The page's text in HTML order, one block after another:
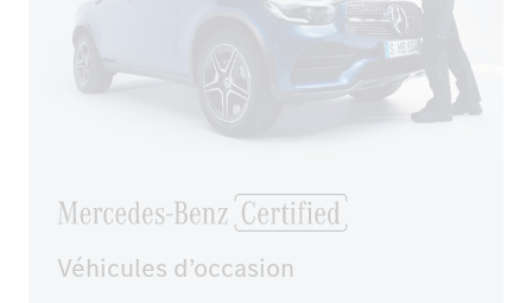
Véhicules d’occasion